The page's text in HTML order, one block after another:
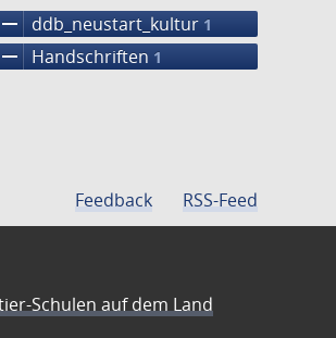
remove ddb_neustart_kultur 1
remove Handschriften 1
Feedback RSS-Feed
Schulen auf dem Land